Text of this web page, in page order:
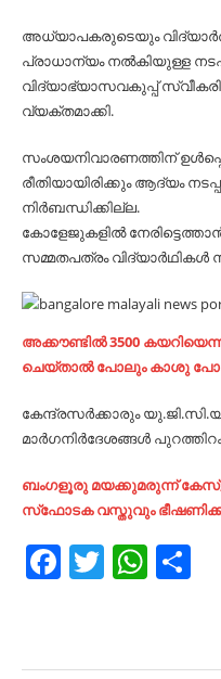
അധ്യാപകരുടെയും
പ്രാധാന്യം നൽകിയുള്ള
വിദ്യാഭ്യാസവകുപ്പ്
വ്യക്തമാക്കി.
സംശയനിവാരണത്തിന്
രീതിയായിരിക്കും ആദ്യം
നിർബന്ധിക്കില്ല.
കോളേജുകളിൽ
സമ്മതപത്രം
അക്കൗണ്ടിൽ 3500
ചെയ്താൽ പോലും കാശു
കേന്ദ്രസർക്കാരും
മാർഗനിർദേശങ്ങൾ
ബംഗളൂരു മയക്കുമരുന്ന് കേസ്;
സ്‌ഫോടക വസ്തുവും
Facebook
Twitter